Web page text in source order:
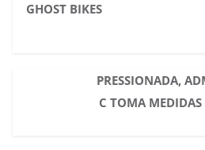
GHOST BIKES
PRESSIONADA,
C TOMA MEDIDAS